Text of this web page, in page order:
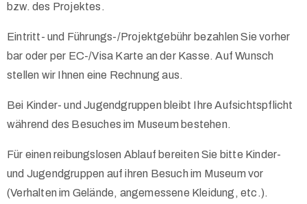
bzw. des Projektes.
Eintritt- und Führungs-/Projektgebühr bezahlen Sie vorher
bar oder per EC-/Visa Karte an der Kasse. Auf Wunsch
stellen wir Ihnen eine Rechnung aus.
Bei Kinder- und Jugendgruppen bleibt Ihre Aufsichtspflicht
während des Besuches im Museum bestehen.
Für einen reibungslosen Ablauf bereiten Sie bitte Kinder-
und Jugendgruppen auf ihren Besuch im Museum vor
(Verhalten im Gelände, angemessene Kleidung, etc.).